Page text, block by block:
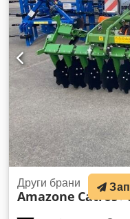
Други брани
Amazone Catros+